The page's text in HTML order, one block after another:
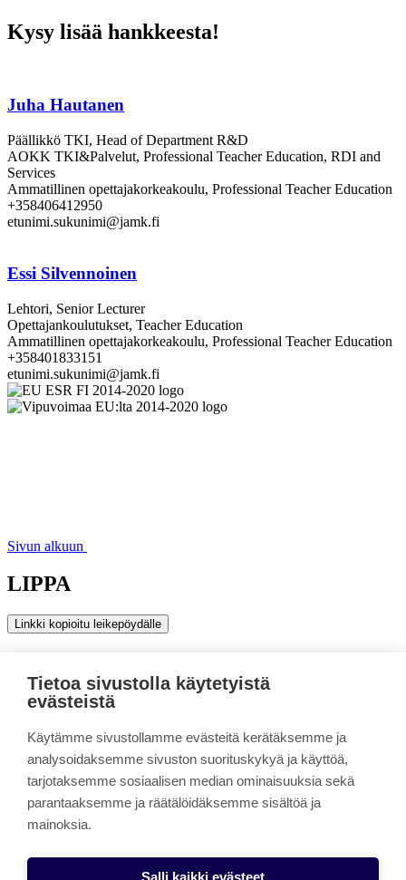
Kysy lisää hankkeesta!
Juha Hautanen
Päällikkö TKI, Head of Department R&D
AOKK TKI&Palvelut, Professional Teacher Education, RDI and
Services
Ammatillinen opettajakorkeakoulu, Professional Teacher Education
+358406412950
etunimi.sukunimi@jamk.fi
Essi Silvennoinen
Lehtori, Senior Lecturer
Opettajankoulutukset, Teacher Education
Ammatillinen opettajakorkeakoulu, Professional Teacher Education
+358401833151
etunimi.sukunimi@jamk.fi
Sivun alkuun
LIPPA
Linkki kopioitu leikepöydälle
Opetusratkaisut ja henkilöstön osaaminen
Yhteystiedot
Laatua ICT-opintoihin
työelämärajapinnasta
Linkki kopioitu leikepöydälle
ESR-rahoitteisessa LIPPA-hankkeessa madallettiin koulutuksen ja
työelämän välisiä raja-aitoja ICT-alalla ja sujuvoitettiin nuorten
Tietoa sivustolla käytetyistä
evästeistä
Käytämme sivustollamme evästeitä kerätäksemme ja
analysoidaksemme sivuston suorituskykyä ja käyttöä,
tarjotaksemme sosiaalisen median ominaisuuksia sekä
parantaaksemme ja räätälöidäksemme sisältöä ja
mainoksia.
Salli kaikki evästeet